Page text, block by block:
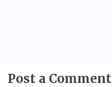
Post a Comment